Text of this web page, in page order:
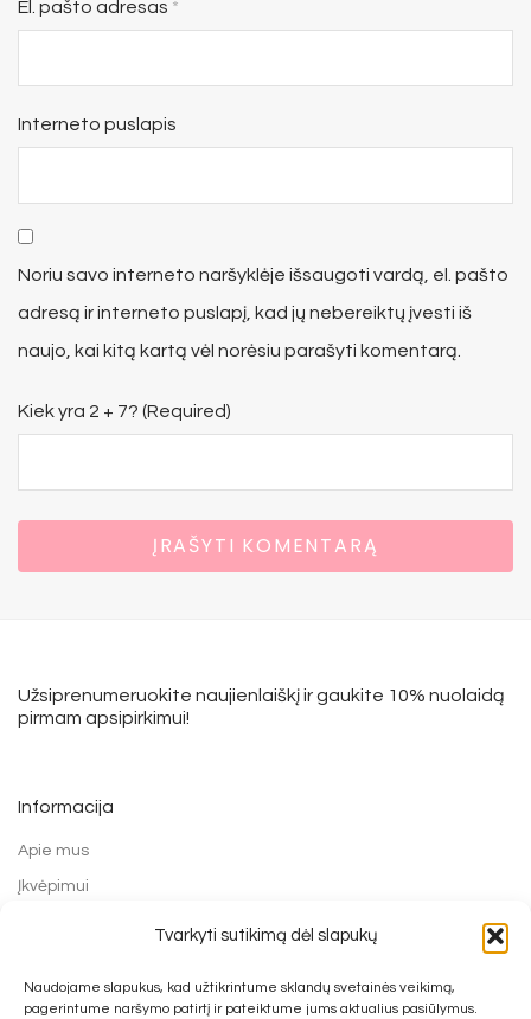
Tvarkyti sutikimą dėl slapukų
Naudojame slapukus, kad užtikrintume sklandų svetainės veikimą,
pagerintume naršymo patirtį ir pateiktume jums aktualius pasiūlymus.
El. pašto adresas *
Interneto puslapis
Noriu savo interneto naršyklėje išsaugoti vardą, el. pašto
adresą ir interneto puslapį, kad jų nebereiktų įvesti iš
naujo, kai kitą kartą vėl norėsiu parašyti komentarą.
Kiek yra 2 + 7? (Required)
Užsiprenumeruokite naujienlaiškį ir gaukite 10% nuolaidą
pirmam apsipirkimui!
Informacija
Apie mus
Įkvėpimui
Prekių pirkimo ir grąžinimo taisyklės